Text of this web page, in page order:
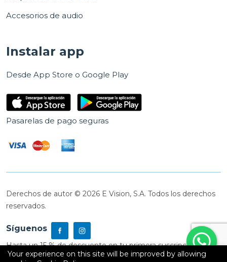
Accesorios de audio
Instalar app
Desde App Store o Google Play
Pasarelas de pago seguras
Derechos de autor © 2026 E Vision, S.A. Todos los derechos
reservados.
Síguenos
Hasta un 15 % de descuento en tu primera suscripción
Your experience on this site will be improved by allowing